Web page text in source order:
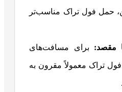
حمل فول تراک مناسب‌تر
مقصد: برای مسافت‌های
تراک معمولاً مقرون به